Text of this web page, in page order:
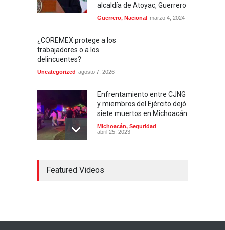
alcaldía de Atoyac, Guerrero
Guerrero, Nacional marzo 4, 2024
¿COREMEX protege a los
trabajadores o a los
delincuentes?
Uncategorized agosto 7, 2026
Enfrentamiento entre CJNG
y miembros del Ejército dejó
siete muertos en Michoacán
Michoacán, Seguridad
abril 25, 2023
contra mujeres
Featured Videos